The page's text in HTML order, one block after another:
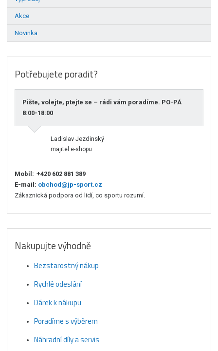
Akce
Novinka
Potřebujete poradit?
Pište, volejte, ptejte se – rádi vám poradíme. PO-PÁ
8:00-18:00
Ladislav Jezdinský
majitel e-shopu
Mobil: +420 602 881 389
E-mail: obchod@jp-sport.cz
Zákaznická podpora od lidí, co sportu rozumí.
Nakupujte výhodně
Bezstarostný nákup
Rychlé odeslání
Dárek k nákupu
Poradíme s výběrem
Náhradní díly a servis